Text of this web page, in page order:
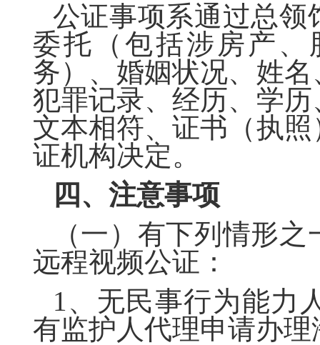
公证事项系通过总领
委托（包括涉房产
务）、婚姻状况、姓
犯罪记录、经历、学
文本相符、证书（执
证机构决定。
四、注意事项
（一）有下列情形
远程视频公证：
1、无民事行为能力
有监护人代理申请办